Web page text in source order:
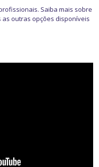
Saiba mais sobre
outras opções disponíveis